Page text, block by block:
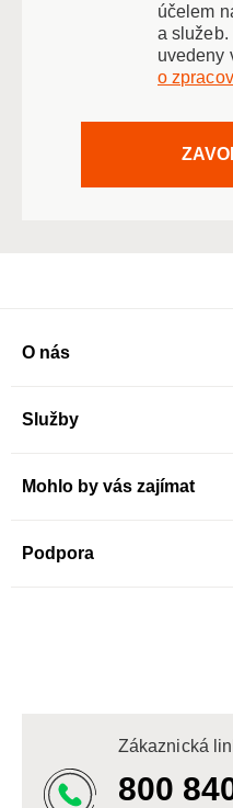
účelem
a služeb.
uvedeny
o
O nás
Služby
Mohlo by vás zajímat
Podpora
Zákaznická
800